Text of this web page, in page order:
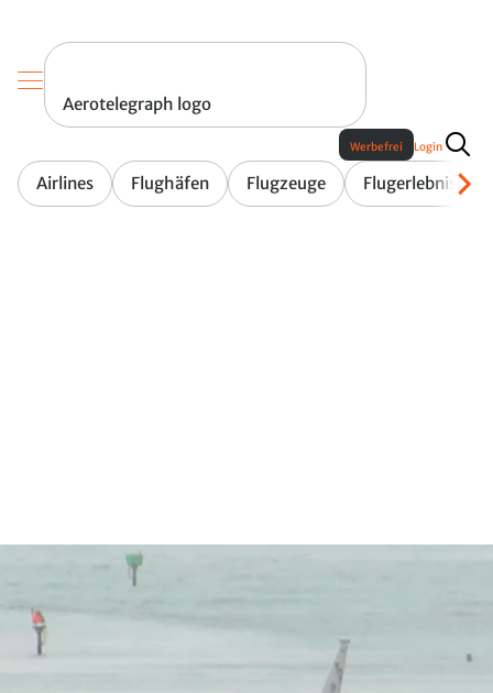
Aerotelegraph logo
Airlines Flughäfen Flugzeuge Flugerlebnis
Werbefrei Login